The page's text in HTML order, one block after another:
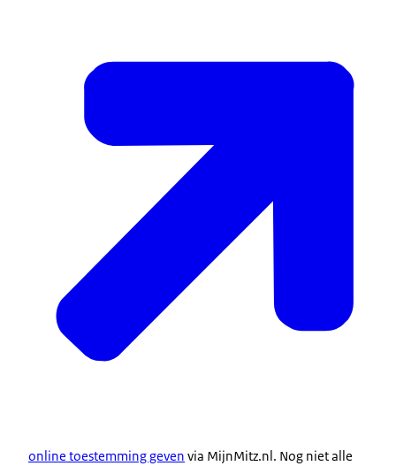
online toestemming geven via MijnMitz.nl. Nog niet alle